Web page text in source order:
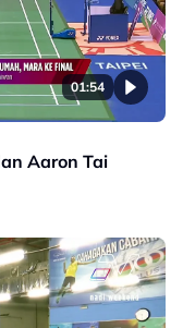
01:54
Aaron Tai